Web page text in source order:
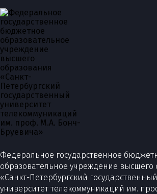
Федеральное государственное
образовательное учреждение высшего
«Санкт-Петербургский государственный
университет телекоммуникаций им.